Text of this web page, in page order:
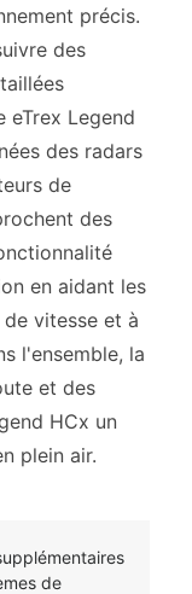
précis.
des
eTrex Legend
des radars
de
des
en aidant les
vitesse et à
l'ensemble, la
et des
HCx un
plein air.
de